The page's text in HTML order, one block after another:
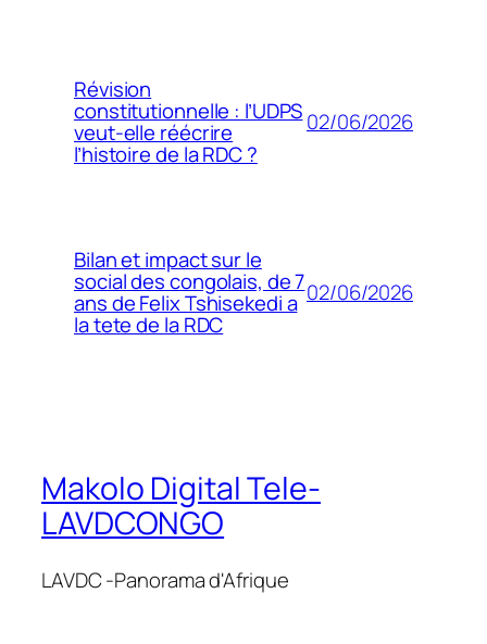
Révision
constitutionnelle : l’UDPS
veut-elle réécrire
l’histoire de la RDC ?
02/06/2026
Bilan et impact sur le
social des congolais, de 7
ans de Felix Tshisekedi a
la tete de la RDC
02/06/2026
Makolo Digital Tele-
LAVDCONGO
LAVDC -Panorama d'Afrique